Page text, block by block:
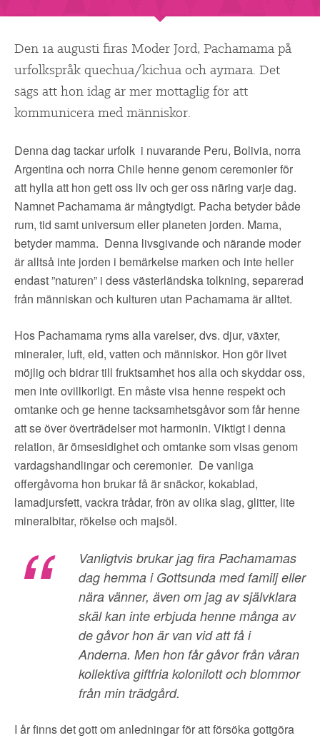
▼
NYHETER
SÖK
Den 1a augusti firas Moder Jord, Pachamama på
urfolkspråk quechua/kichua och aymara. Det
sägs att hon idag är mer mottaglig för att
kommunicera med människor.
Denna dag tackar urfolk i nuvarande Peru, Bolivia, norra
Argentina och norra Chile henne genom ceremonier för
att hylla att hon gett oss liv och ger oss näring varje dag.
Namnet Pachamama är mångtydigt. Pacha betyder både
rum, tid samt universum eller planeten jorden. Mama,
betyder mamma. Denna livsgivande och närande moder
är alltså inte jorden i bemärkelse marken och inte heller
endast ”naturen” i dess västerländska tolkning, separerad
från människan och kulturen utan Pachamama är alltet.
Hos Pachamama ryms alla varelser, dvs. djur, växter,
mineraler, luft, eld, vatten och människor. Hon gör livet
möjlig och bidrar till fruktsamhet hos alla och skyddar oss,
men inte ovillkorligt. En måste visa henne respekt och
omtanke och ge henne tacksamhetsgåvor som får henne
att se över överträdelser mot harmonin. Viktigt i denna
relation, är ömsesidighet och omtanke som visas genom
vardagshandlingar och ceremonier. De vanliga
offergåvorna hon brukar få är snäckor, kokablad,
lamadjursfett, vackra trådar, frön av olika slag, glitter, lite
mineralbitar, rökelse och majsöl.
Vanligtvis brukar jag fira Pachamamas
dag hemma i Gottsunda med familj eller
nära vänner, även om jag av självklara
skäl kan inte erbjuda henne många av
de gåvor hon är van vid att få i
Anderna. Men hon får gåvor från våran
kollektiva giftfria kolonilott och blommor
från min trädgård.
I år finns det gott om anledningar för att försöka gottgöra